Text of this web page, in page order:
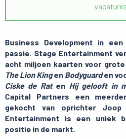
Business Development in
passie. Stage Entertainment
acht miljoen kaarten voor
The Lion Kingen Bodyguarden
Ciske de Raten Hij gelooft in
Capital Partners een
gekocht van oprichter
Entertainment is een uniek
positie in de markt.